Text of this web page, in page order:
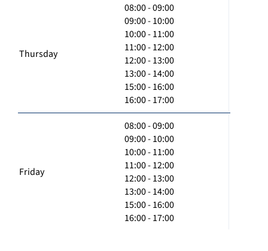
Thursday
08:00 - 09:00
09:00 - 10:00
10:00 - 11:00
11:00 - 12:00
12:00 - 13:00
13:00 - 14:00
15:00 - 16:00
16:00 - 17:00
Friday
08:00 - 09:00
09:00 - 10:00
10:00 - 11:00
11:00 - 12:00
12:00 - 13:00
13:00 - 14:00
15:00 - 16:00
16:00 - 17:00